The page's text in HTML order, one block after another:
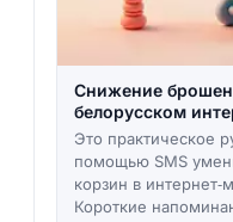
Снижение
белорусском
Это практическое
помощью SMS
корзин в
Короткие